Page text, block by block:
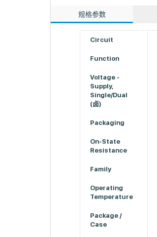
规格参数
Circuit
Function
Voltage -
Supply,
Single/Dual
(卤)
Packaging
On-State
Resistance
Family
Operating
Temperature
Package /
Case